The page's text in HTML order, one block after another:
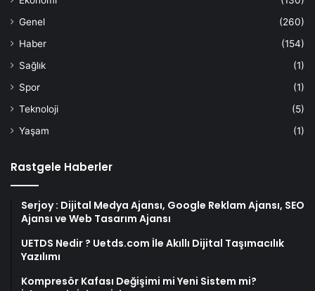
Genel
(260)
Haber
(154)
Sağlık
(1)
Spor
(1)
Teknoloji
(5)
Yaşam
(1)
Rastgele Haberler
Serjoy : Dijital Medya Ajansı, Google Reklam Ajansı, SEO
Ajansı ve Web Tasarım Ajansı
UETDS Nedir ? Uetds.com İle Akıllı Dijital Taşımacılık
Yazılımı
Kompresör Kafası Değişimi mi Yeni Sistem mi?